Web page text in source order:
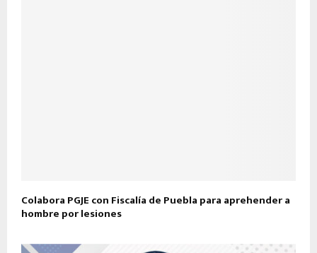
Colabora PGJE con Fiscalía de Puebla para aprehender a
hombre por lesiones